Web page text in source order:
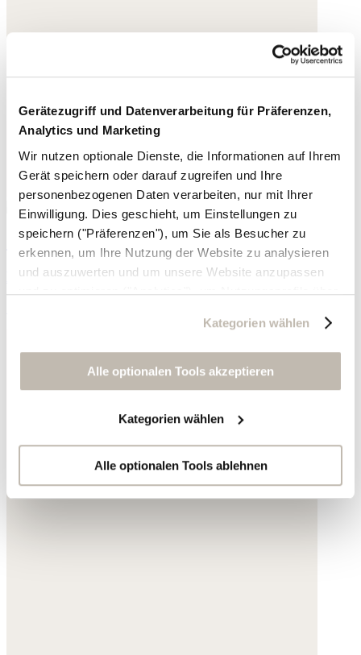
Gerätezugriff und Datenverarbeitung für Präferenzen,
Analytics und Marketing
Wir nutzen optionale Dienste, die Informationen auf Ihrem
Gerät speichern oder darauf zugreifen und Ihre
personenbezogenen Daten verarbeiten, nur mit Ihrer
Einwilligung. Dies geschieht, um Einstellungen zu
speichern ("Präferenzen"), um Sie als Besucher zu
erkennen, um Ihre Nutzung der Website zu analysieren
und auszuwerten und um unsere Website anzupassen
und zu optimieren ("Analytics"), um Nutzungsprofile über
zu erstellen, um personalisierte Werbung auszuliefern,
um Sie auf anderen Websites wiederzuerkennen und um
Sie erneut mit Werbung anzusprechen sowie um unsere
Werbekampagnen auszuwerten ("Marketing").
Ihre Daten werden mit Dienstanbietern geteilt, die wir in
der Datenschutzerklärung genauer auflisten oder wenn
Sie auf "Kategorien wählen" klicken.
Kategorien wählen
Alle optionalen Tools akzeptieren
Kategorien wählen
Alle optionalen Tools ablehnen
Schnallen-Sandalen
Leder